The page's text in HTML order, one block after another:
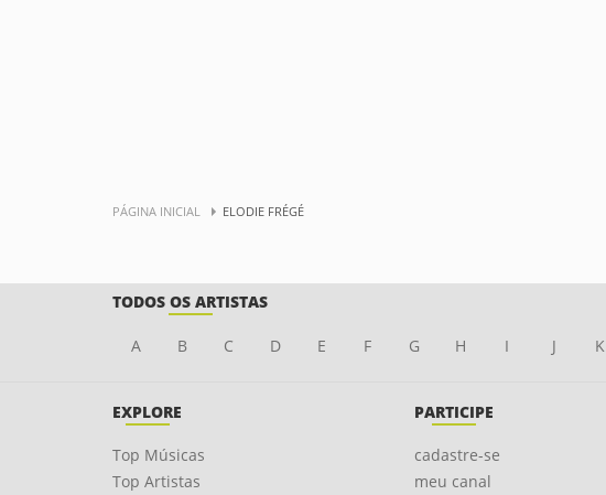
PÁGINA INICIAL ELODIE FRÉGÉ
TODOS OS ARTISTAS
A B C D E F G H I J K
EXPLORE
Top Músicas
Top Artistas
PARTICIPE
cadastre-se
meu canal